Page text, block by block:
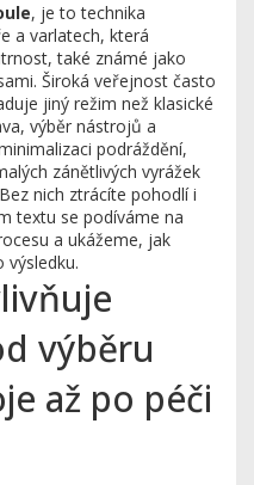
, je to technika
a varlatech, která
, také známé jako
Široká veřejnost často
jiný režim než klasické
výběr nástrojů a
podráždění,
zánětlivých vyrážek
nich ztrácíte pohodlí i
textu se podíváme na
a ukážeme, jak
výsledku.
výběru
až po péči